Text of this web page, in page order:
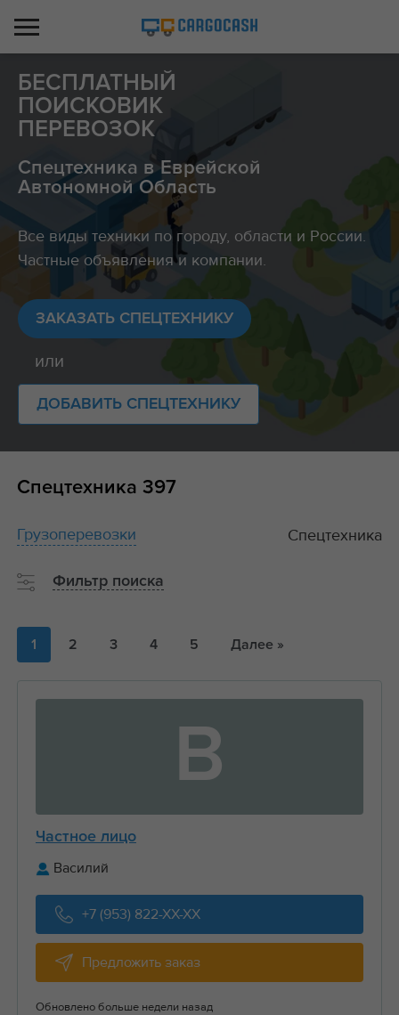
БЕСПЛАТНЫЙ
ПОИСКОВИК
ПЕРЕВОЗОК
Спецтехника в Еврейской
Автономной Область
Все виды техники по городу, области и России.
Частные объявления и компании.
ЗАКАЗАТЬ СПЕЦТЕХНИКУ
или
ДОБАВИТЬ СПЕЦТЕХНИКУ
Спецтехника 397
1 2 3 4 5 Далее »
В
Частное лицо
Василий
+7 (953) 822-XX-XX
Предложить заказ
Обновлено больше недели назад
Грузоперевозки Спецтехника
Фильтр поиска